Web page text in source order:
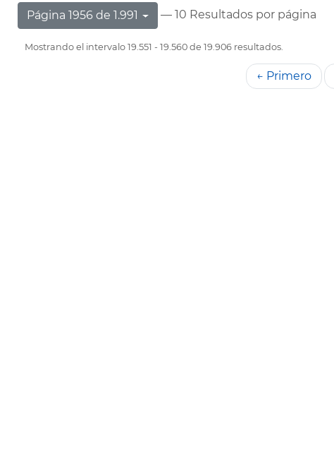
Página 1956 de 1.991 — 10 Resultados por página
Mostrando el intervalo 19.551 - 19.560 de 19.906 resultados.
← Primero